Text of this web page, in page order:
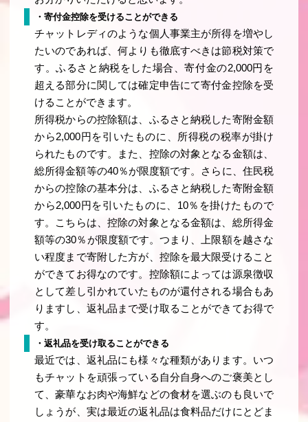
・寄付金控除を受けることができる
チャットレディのような個人事業主が所得を増やし
たいのであれば、何よりも徹底すべきは節税対策で
す。ふるさと納税をした場合、寄付金の2,000円を
超える部分に関しては確定申告にて寄付金控除を受
けることができます。
所得税からの控除額は、ふるさと納税した寄附金額
から2,000円を引いたものに、所得税の税率が掛け
られたものです。また、控除の対象となる金額は、
総所得金額等の40％が限度額です。さらに、住民税
からの控除の基本分は、ふるさと納税した寄附金額
から2,000円を引いたものに、10％を掛けたもので
す。こちらは、控除の対象となる金額は、総所得金
額等の30％が限度額です。つまり、上限額を越さな
い程度まで寄附した方が、控除を最大限受けること
ができてお得なのです。控除額によっては源泉徴収
として差し引かれていたものが還付される場合もあ
りますし、返礼品まで受け取ることができてお得で
す。
・返礼品を受け取ることができる
最近では、返礼品にも様々な種類があります。いつ
もチャットを頑張っている自分自身へのご褒美とし
て、豪華なお肉や海鮮などの食材を選ぶのも良いで
しょうが、実は最近の返礼品は食料品だけにとどま